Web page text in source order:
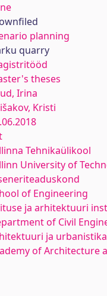
planning
quarry
theses
Irina
Kristi
Tehnikaülikool
University of
of Engineering
ja arhitektuuri
of Civil
ja
of Architecture